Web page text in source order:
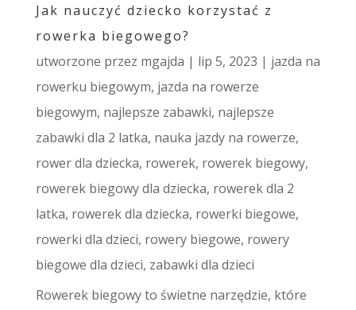
Jak nauczyć dziecko korzystać z
rowerka biegowego?
utworzone przez mgajda | lip 5, 2023 | jazda na
rowerku biegowym, jazda na rowerze
biegowym, najlepsze zabawki, najlepsze
zabawki dla 2 latka, nauka jazdy na rowerze,
rower dla dziecka, rowerek, rowerek biegowy,
rowerek biegowy dla dziecka, rowerek dla 2
latka, rowerek dla dziecka, rowerki biegowe,
rowerki dla dzieci, rowery biegowe, rowery
biegowe dla dzieci, zabawki dla dzieci
Rowerek biegowy to świetne narzędzie, które